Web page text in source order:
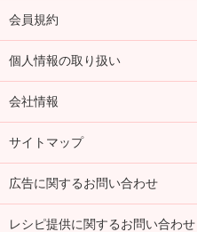
会員規約
個人情報の取り扱い
会社情報
サイトマップ
広告に関するお問い合わせ
レシピ提供に関するお問い合わせ